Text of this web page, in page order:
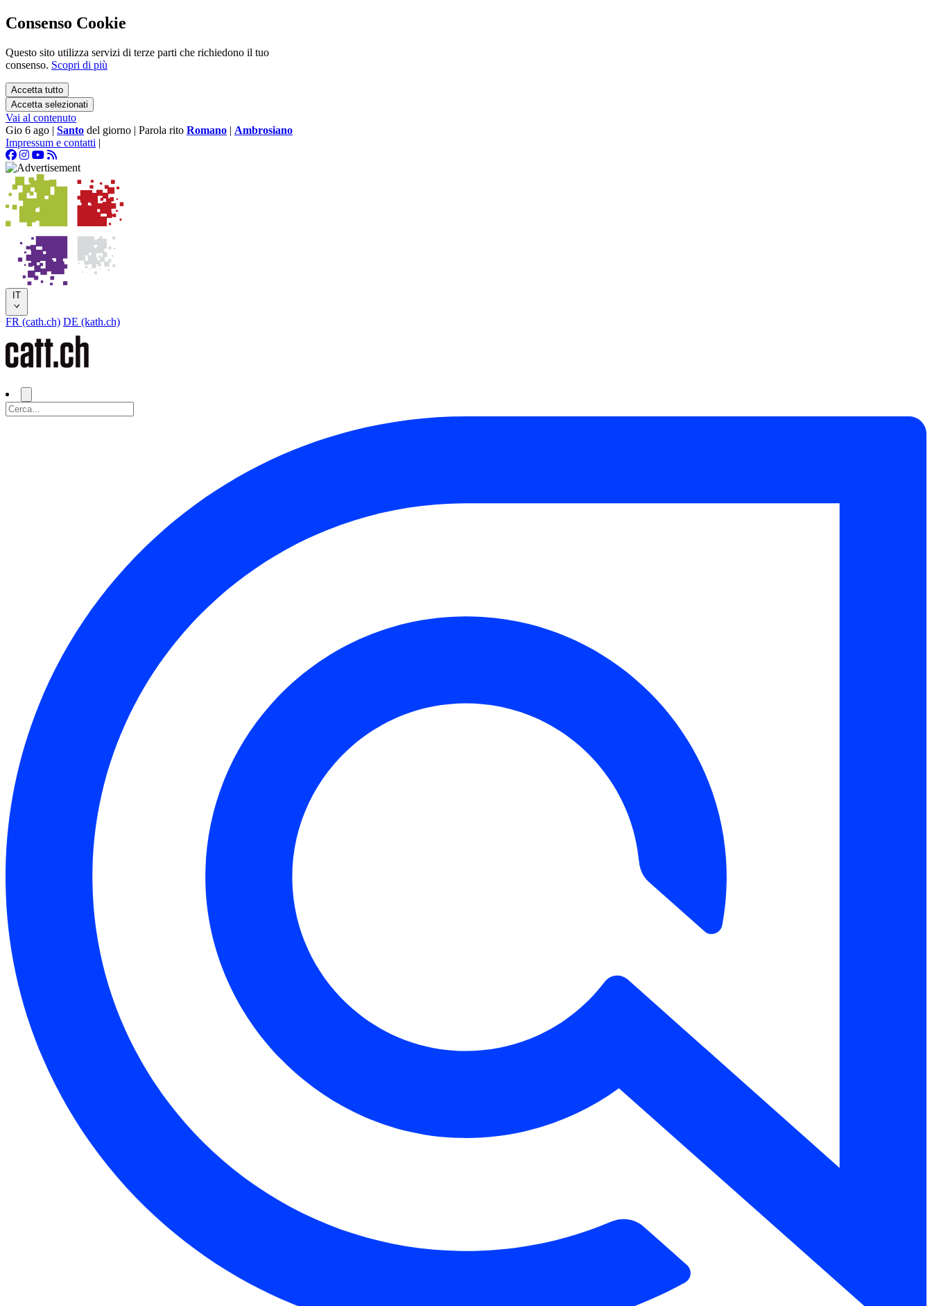
Consenso Cookie
Questo sito utilizza servizi di terze parti che richiedono il tuo
consenso. Scopri di più
Accetta tutto
Accetta selezionati
Vai al contenuto
Gio 6 ago | Santo del giorno | Parola rito Romano | Ambrosiano
Impressum e contatti |
IT
FR (cath.ch) DE (kath.ch)